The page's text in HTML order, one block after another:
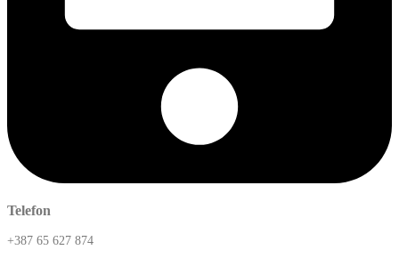
Telefon
+387 65 627 874